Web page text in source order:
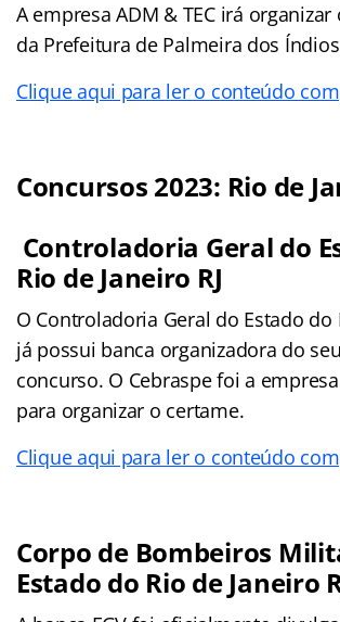
A empresa ADM & TEC irá
da Prefeitura de Palmeira dos
Clique aqui para ler o conteúdo
Concursos 2023: Rio de
Controladoria Geral do
Rio de Janeiro RJ
O Controladoria Geral do Estado do
já possui banca organizadora do
concurso. O Cebraspe foi a
para organizar o certame.
Clique aqui para ler o conteúdo
Corpo de Bombeiros
Estado do Rio de Janeiro